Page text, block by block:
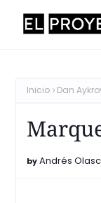
Inicio Dan
Andrés